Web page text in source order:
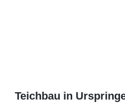
Teichbau in